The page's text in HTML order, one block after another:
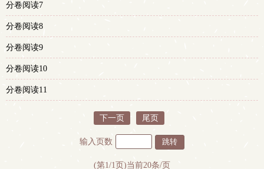
分卷阅读7
分卷阅读8
分卷阅读9
分卷阅读10
分卷阅读11
下一页 尾页
输入页数
(第1/1页)当前20条/页